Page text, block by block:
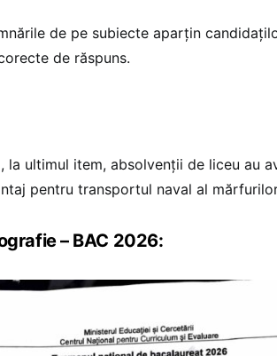
de pe subiecte aparțin
de răspuns.
la ultimul item, absolvenții de liceu au
pentru transportul naval al
– BAC 2026: